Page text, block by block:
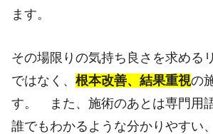
ます。
その場限りの気持ち良さを求める
ではなく、 根本改善、結果重視の
す。 また、施術のあとは専門用
誰でもわかるような分かりやすい